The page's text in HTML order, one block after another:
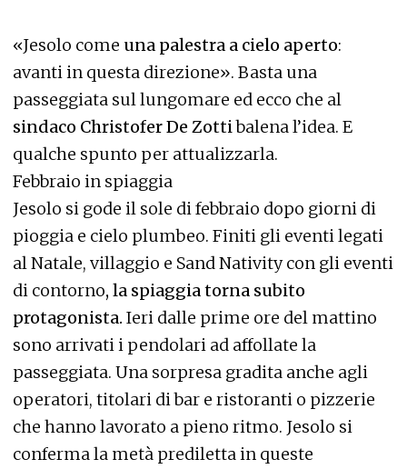
«Jesolo come una palestra a cielo aperto:
avanti in questa direzione». Basta una
passeggiata sul lungomare ed ecco che al
sindaco Christofer De Zottibalena l’idea. E
qualche spunto per attualizzarla.
Febbraio in spiaggia
Jesolo si gode il sole di febbraio dopo giorni di
pioggia e cielo plumbeo. Finiti gli eventi legati
al Natale, villaggio e Sand Nativity con gli eventi
di contorno, la spiaggia torna subito
protagonista. Ieri dalle prime ore del mattino
sono arrivati i pendolari ad affollate la
passeggiata. Una sorpresa gradita anche agli
operatori, titolari di bar e ristoranti o pizzerie
che hanno lavorato a pieno ritmo. Jesolo si
conferma la metà prediletta in queste